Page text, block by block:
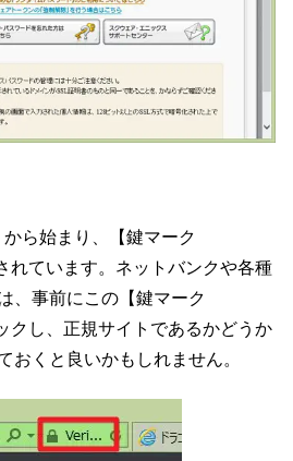
ら始まり、【鍵マーク
れています。ネットバンクや各種
、事前にこの【鍵マーク
クし、正規サイトであるかどうか
おくと良いかもしれません。